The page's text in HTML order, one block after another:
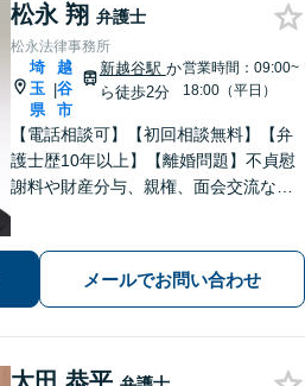
松永 翔 弁護士
松永法律事務所
埼
玉
県
|
越
谷
市
新越谷駅 か
ら徒歩2分
営業時間：09:00~
18:00（平日）
【電話相談可】【初回相談無料】【弁
護士歴10年以上】【離婚問題】不貞慰
謝料や財産分与、親権、面会交流など
分】
メールでお問い合わせ